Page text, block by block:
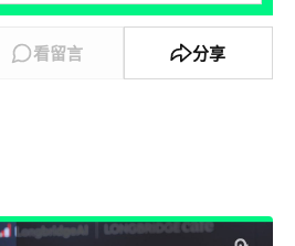
看留言 分享